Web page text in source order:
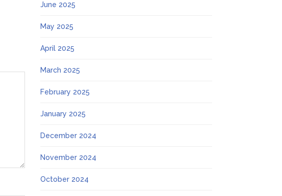
June 2025
May 2025
April 2025
March 2025
February 2025
January 2025
December 2024
November 2024
October 2024